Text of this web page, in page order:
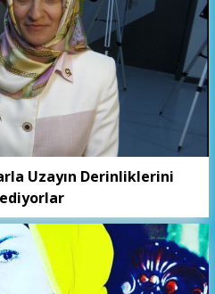
Uzayın Derinliklerini